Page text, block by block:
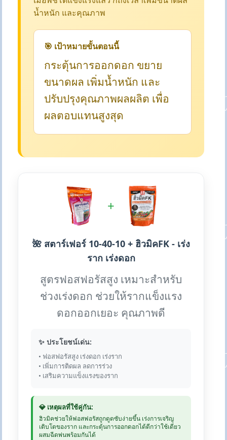
น้ำหนัก และคุณภาพ
🎯 เป้าหมายขั้นตอนนี้
กระตุ้นการออกดอก ขยาย
ขนาดผล เพิ่มน้ำหนัก และ
ปรับปรุงคุณภาพผลผลิต เพื่อ
ผลตอบแทนสูงสุด
+
🌺 สตาร์เฟอร์ 10-40-10 + ฮิวมิคFK - เร่ง
ราก เร่งดอก
สูตรฟอสฟอรัสสูง เหมาะสำหรับ
ช่วงเร่งดอก ช่วยให้รากแข็งแรง
ดอกออกเยอะ คุณภาพดี
✨ ประโยชน์เด่น:
• ฟอสฟอรัสสูง เร่งดอก เร่งราก
• เพิ่มการติดผล ลดการร่วง
• เสริมความแข็งแรงของราก
💎 เหตุผลที่ใช้คู่กัน:
ฮิวมิคช่วยให้ฟอสฟอรัสถูกดูดซับง่ายขึ้น เร่งการเจริญ
เติบโตของราก และกระตุ้นการออกดอกได้ดีกว่าใช้เดี่ยว
ผสมฉีดพ่นพร้อมกันได้